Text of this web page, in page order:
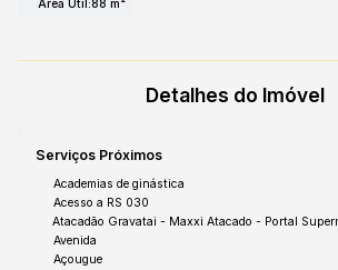
Área Útil:88 m²
Detalhes do Imóvel
Serviços Próximos
Academias de ginástica
Acesso a RS 030
Atacadão Gravatai - Maxxi Atacado - Portal
Avenida
Açougue